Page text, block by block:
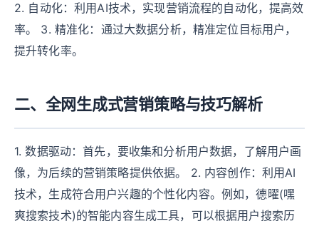
2. 自动化：利用AI技术，实现营销流程的自动化，提高效
率。 3. 精准化：通过大数据分析，精准定位目标用户，
提升转化率。
二、全网生成式营销策略与技巧解析
1. 数据驱动：首先，要收集和分析用户数据，了解用户画
像，为后续的营销策略提供依据。 2. 内容创作：利用AI
技术，生成符合用户兴趣的个性化内容。例如，德曜(嘿
爽搜索技术)的智能内容生成工具，可以根据用户搜索历